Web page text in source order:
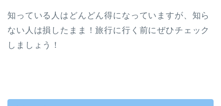
知っている人はどんどん得になっていますが、知ら
ない人は損したまま！旅行に行く前にぜひチェック
しましょう！